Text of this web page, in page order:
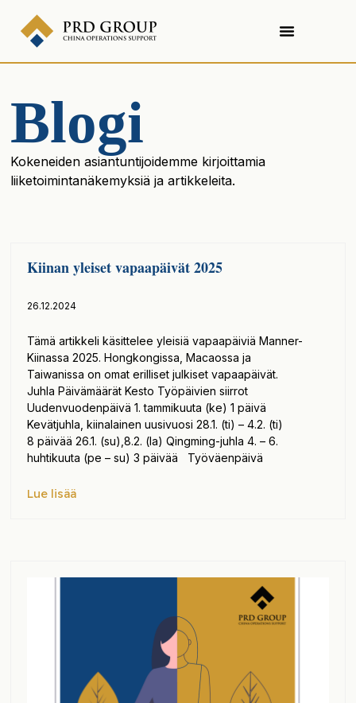
Blogi
Kokeneiden asiantuntijoidemme kirjoittamia
liiketoimintanäkemyksiä ja artikkeleita.
Kiinan yleiset vapaapäivät 2025
26.12.2024
Tämä artikkeli käsittelee yleisiä vapaapäiviä Manner-
Kiinassa 2025. Hongkongissa, Macaossa ja
Taiwanissa on omat erilliset julkiset vapaapäivät.
Juhla Päivämäärät Kesto Työpäivien siirrot
Uudenvuodenpäivä 1. tammikuuta (ke) 1 päivä
Kevätjuhla, kiinalainen uusivuosi 28.1. (ti) – 4.2. (ti)
8 päivää 26.1. (su),8.2. (la) Qingming-juhla 4. – 6.
huhtikuuta (pe – su) 3 päivää Työväenpäivä
Lue lisää